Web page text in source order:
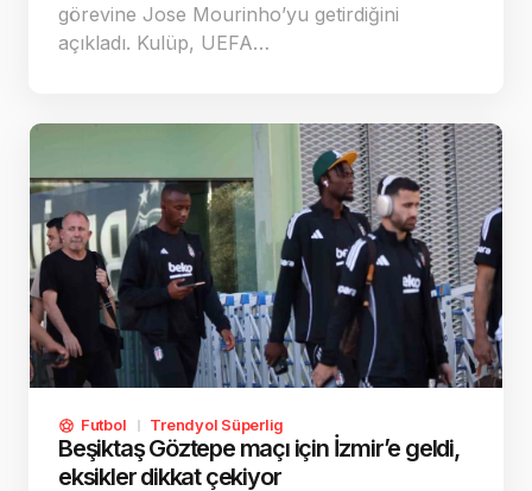
görevine Jose Mourinho’yu getirdiğini
açıkladı. Kulüp, UEFA…
Futbol Trendyol Süperlig
Beşiktaş Göztepe maçı için İzmir’e geldi,
eksikler dikkat çekiyor